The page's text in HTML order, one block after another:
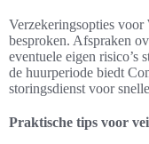
Verzekeringsopties
besproken. Afspraken
eventuele eigen risico’s
de huurperiode biedt
storingsdienst voor
Praktische tips voor